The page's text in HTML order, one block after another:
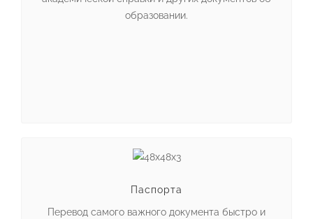
образовании.
Паспорта
Перевод самого важного документа быстро и